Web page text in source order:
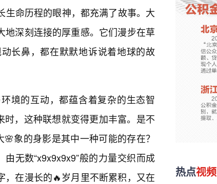
命历程的眼神，都充满了故事。大
深刻连接的厚重感。它们漫步在草
长鼻，都在默默地诉说着地球的故
境的互动，都蕴含着复杂的生态智
时，这种联想就变得更加丰富。是不
象的身影是其中一种可能的存在？
无数“x9x9x9x9”般的力量交织而成
在漫长的🔥岁月里不断累积，又在
热点视频